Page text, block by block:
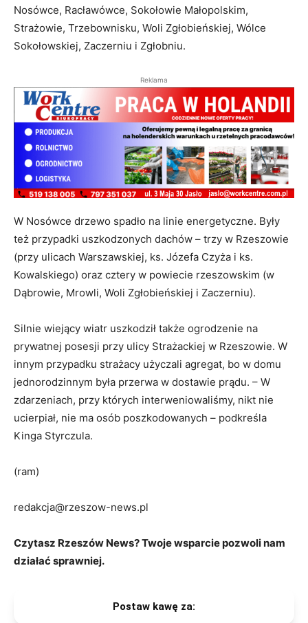
Nosówce, Racławówce, Sokołowie Małopolskim,
Strażowie, Trzebownisku, Woli Zgłobieńskiej, Wólce
Sokołowskiej, Zaczerniu i Zgłobniu.
Reklama
W Nosówce drzewo spadło na linie energetyczne. Były
też przypadki uszkodzonych dachów – trzy w Rzeszowie
(przy ulicach Warszawskiej, ks. Józefa Czyża i ks.
Kowalskiego) oraz cztery w powiecie rzeszowskim (w
Dąbrowie, Mrowli, Woli Zgłobieńskiej i Zaczerniu).
Silnie wiejący wiatr uszkodził także ogrodzenie na
prywatnej posesji przy ulicy Strażackiej w Rzeszowie. W
innym przypadku strażacy użyczali agregat, bo w domu
jednorodzinnym była przerwa w dostawie prądu. – W
zdarzeniach, przy których interweniowaliśmy, nikt nie
ucierpiał, nie ma osób poszkodowanych – podkreśla
Kinga Styrczula.
(ram)
redakcja@rzeszow-news.pl
Czytasz Rzeszów News? Twoje wsparcie pozwoli nam
działać sprawniej.
Postaw kawę za: